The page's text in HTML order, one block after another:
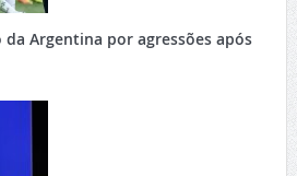
da Argentina por agressões após